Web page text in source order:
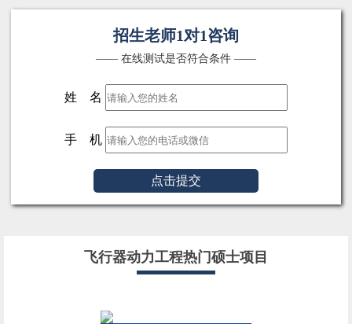
招生老师1对1咨询
—— 在线测试是否符合条件 ——
姓 名
手 机
点击提交
飞行器动力工程热门硕士项目